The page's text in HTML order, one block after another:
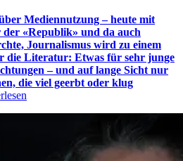
Mediennutzung – heute mit
«Republik» und da auch
Journalismus wird zu einem
die Literatur: Etwas für sehr junge
– und auf lange Sicht nur
die viel geerbt oder klug